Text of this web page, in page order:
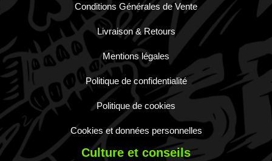
Conditions Générales de Vente
Livraison & Retours
Mentions légales
Politique de confidentialité
Politique de cookies
Cookies et données personnelles
Culture et conseils